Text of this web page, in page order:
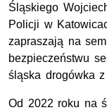
Śląskiego
Policji w
zapraszają na
bezpieczeństwu
śląska drogówka z
Od 2022 roku na